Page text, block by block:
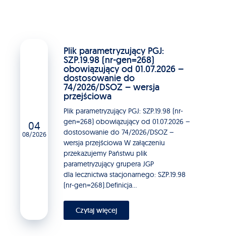
04
08/2026
Plik parametryzujący PGJ:
SZP.19.98 (nr-gen=268)
obowiązujący od 01.07.2026 –
dostosowanie do
74/2026/DSOZ – wersja
przejściowa
Plik parametryzujący PGJ: SZP.19.98 (nr-
gen=268) obowiązujący od 01.07.2026 –
dostosowanie do 74/2026/DSOZ –
wersja przejściowa W załączeniu
przekazujemy Państwu plik
parametryzujący grupera JGP
dla lecznictwa stacjonarnego: SZP.19.98
(nr-gen=268).Definicja...
Czytaj więcej